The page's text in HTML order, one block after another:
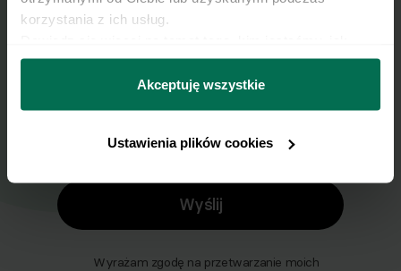
korzystania z ich usług.
można się z nami skontaktować i w jaki sposób
przetwarzamy dane osobowe w ramach
prywatności.
Akceptuję wszystkie
Ustawienia plików cookies
Email
Wyślij
Wyrażam zgodę na przetwarzanie moich